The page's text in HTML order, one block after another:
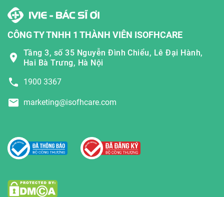
CÔNG TY TNHH 1 THÀNH VIÊN ISOFHCARE
Tầng 3, số 35 Nguyễn Đình Chiểu, Lê Đại Hành,
Hai Bà Trưng, Hà Nội
1900 3367
marketing@isofhcare.com